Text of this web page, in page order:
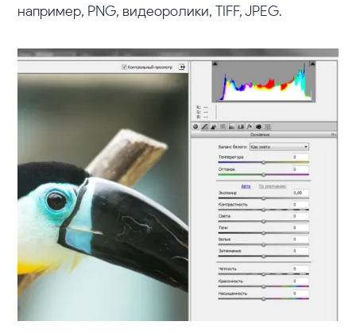
например, PNG, видеоролики, TIFF, JPEG.